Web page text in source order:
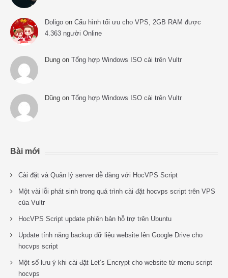
Doligo on Cấu hình tối ưu cho VPS, 2GB RAM được
4.363 người Online
Dung on Tổng hợp Windows ISO cài trên Vultr
Dũng on Tổng hợp Windows ISO cài trên Vultr
Bài mới
Cài đặt và Quản lý server dễ dàng với HocVPS Script
Một vài lỗi phát sinh trong quá trình cài đặt hocvps script trên VPS
của Vultr
HocVPS Script update phiên bản hỗ trợ trên Ubuntu
Update tính năng backup dữ liệu website lên Google Drive cho
hocvps script
Một số lưu ý khi cài đặt Let’s Encrypt cho website từ menu script
hocvps